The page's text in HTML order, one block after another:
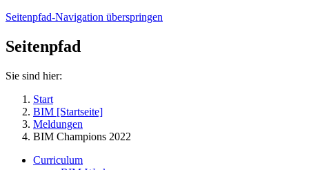
Seitenpfad-Navigation überspringen
Seitenpfad
Sie sind hier:
Start
BIM [Startseite]
Meldungen
BIM Champions 2022
Curriculum